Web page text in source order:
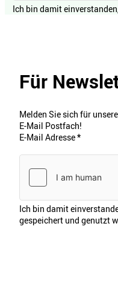
Ich bin damit
Für
Melden Sie sich für
E-Mail Postfach!
E-Mail Adresse*
Ich bin damit
gespeichert und genutzt